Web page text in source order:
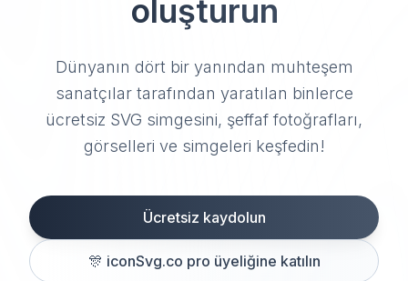
oluşturun
Dünyanın dört bir yanından muhteşem
sanatçılar tarafından yaratılan binlerce
ücretsiz SVG simgesini, şeffaf fotoğrafları,
görselleri ve simgeleri keşfedin!
Ücretsiz kaydolun
🎊 iconSvg.co pro üyeliğine katılın